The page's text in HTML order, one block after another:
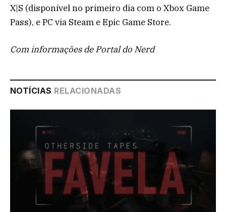
X|S (disponível no primeiro dia com o Xbox Game
Pass), e PC via Steam e Epic Game Store.
Com informações de Portal do Nerd
NOTÍCIAS RELACIONADAS